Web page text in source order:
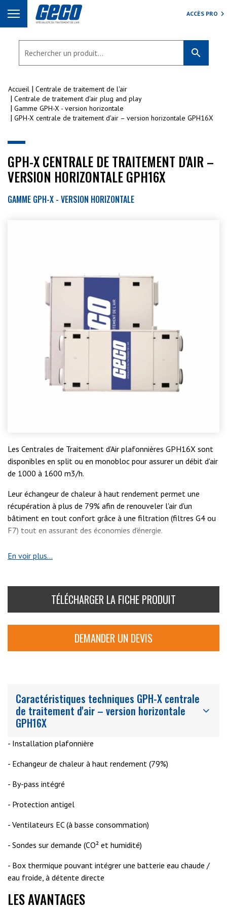
ACCÈS PRO
search
Accueil
Centrale de traitement de l'air
Centrale de traitement d'air plug and play
Gamme GPH-X - version horizontale
GPH-X centrale de traitement d'air – version horizontale GPH16X
GPH-X CENTRALE DE TRAITEMENT D'AIR –
VERSION HORIZONTALE GPH16X
GAMME GPH-X - VERSION HORIZONTALE
Les Centrales de Traitement d'Air plafonnières GPH16X sont
disponibles en split ou en monobloc pour assurer un débit d'air
de 1000 à 1600 m3/h.
Leur échangeur de chaleur à haut rendement permet une
récupération à plus de 79% afin de renouveler l'air d'un
bâtiment en tout confort grâce à une filtration (filtres G4 ou
F7) tout en assurant des économies d'énergie.
Leur mise en route ainsi que leur utilisation est simplifiée de
par leur conception Plug & Play et une régulation simplifiée.
les débits d'air selon des sondes CO2 et d'humidité ainsi que
En voir plus...
TÉLÉCHARGER LA FICHE PRODUIT
DEMANDER UN DEVIS
Caractéristiques techniques GPH-X centrale
de traitement d'air – version horizontale
GPH16X
- Installation plafonnière
- Echangeur de chaleur à haut rendement (79%)
- By-pass intégré
- Protection antigel
- Ventilateurs EC (à basse consommation)
- Sondes sur demande (CO² et humidité)
- Box thermique pouvant intégrer une batterie eau chaude /
eau froide, à détente directe
LES AVANTAGES